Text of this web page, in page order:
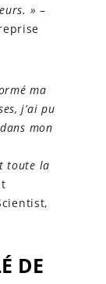
» –
ma
j’ai pu
mon
toute la
DE